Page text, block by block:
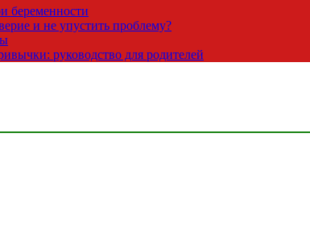
беременности
и не упустить проблему?
руководство для родителей